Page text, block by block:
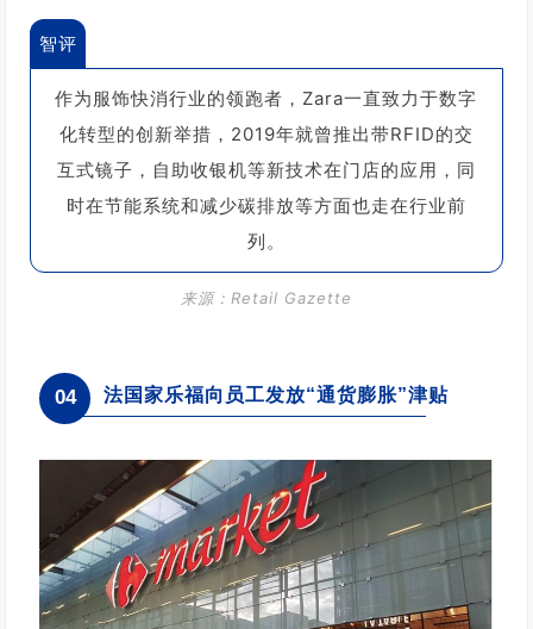
智评
作为服饰快消行业的领跑者，Zara一直致力于数字
化转型的创新举措，2019年就曾推出带RFID的交
互式镜子，自助收银机等新技术在门店的应用，同
时在节能系统和减少碳排放等方面也走在行业前
列。
来源：Retail Gazette
04 法国家乐福向员工发放“通货膨胀”津贴